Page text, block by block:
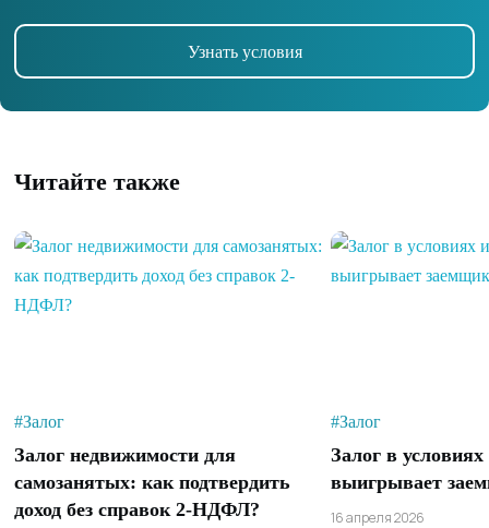
Узнать условия
Читайте также
#Залог
Залог недвижимости для
самозанятых: как подтвердить
доход без справок 2-НДФЛ?
#Залог
Залог в
выигрывает
16 апреля 2026